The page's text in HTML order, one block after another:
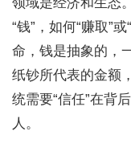
“钱”，如何“赚取”
命，钱是抽象的，
纸钞所代表的金额
统需要“信任”在背
人。